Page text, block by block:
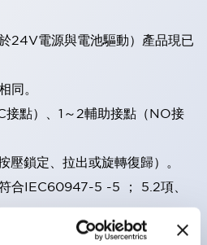
24V電源與電池驅動）產品現已
同。
接點）、1～2輔助接點（NO接
壓鎖定、拉出或旋轉復歸）。
合IEC60947-5 -5 ； 5.2項、
5 -5 ；6.2 項）